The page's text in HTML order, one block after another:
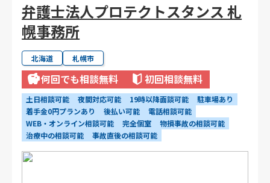
弁護士法人プロテクトスタンス 札
幌事務所
北海道 札幌市
何回でも相談無料 初回相談無料
土日相談可能 夜間対応可能 19時以降面談可能
駐車場あり
着手金0円プランあり
後払い可能
電話相談可能
WEB・オンライン相談可能
完全個室
物損事故の相談可能
治療中の相談可能
事故直後の相談可能